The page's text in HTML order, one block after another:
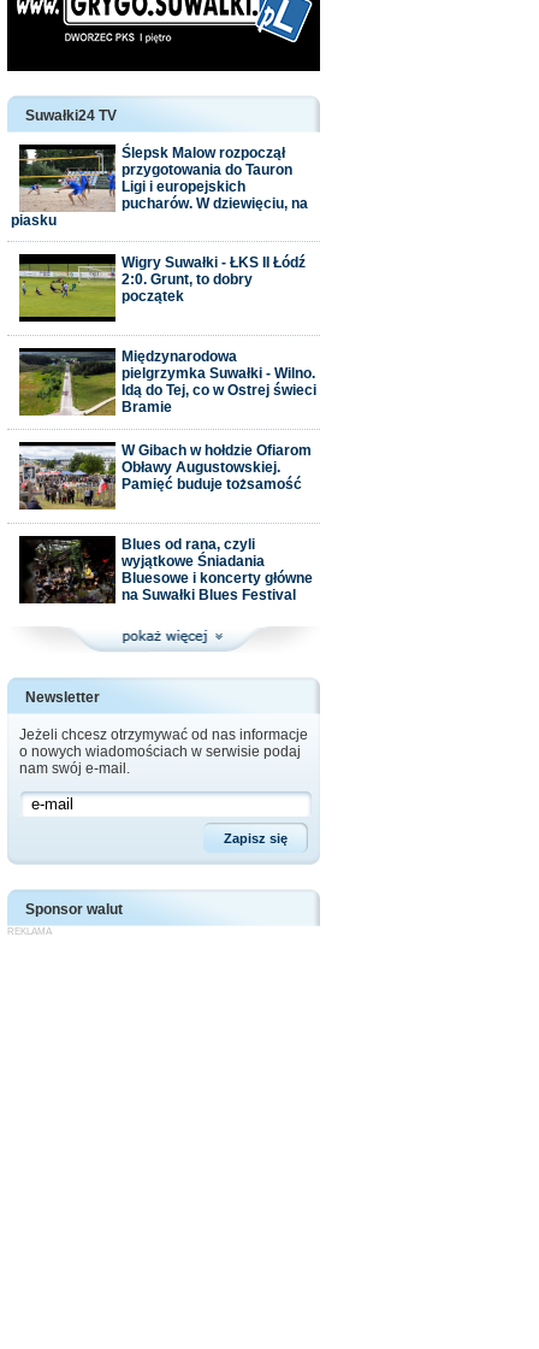
Suwałki24 TV
Ślepsk Malow rozpoczął
przygotowania do Tauron
Ligi i europejskich
pucharów. W dziewięciu, na
piasku
Wigry Suwałki - ŁKS II Łódź
2:0. Grunt, to dobry
początek
Międzynarodowa
pielgrzymka Suwałki - Wilno.
Idą do Tej, co w Ostrej świeci
Bramie
W Gibach w hołdzie Ofiarom
Obławy Augustowskiej.
Pamięć buduje tożsamość
Blues od rana, czyli
wyjątkowe Śniadania
Bluesowe i koncerty główne
na Suwałki Blues Festival
Newsletter
Jeżeli chcesz otrzymywać od nas informacje
o nowych wiadomościach w serwisie podaj
nam swój e-mail.
Sponsor walut